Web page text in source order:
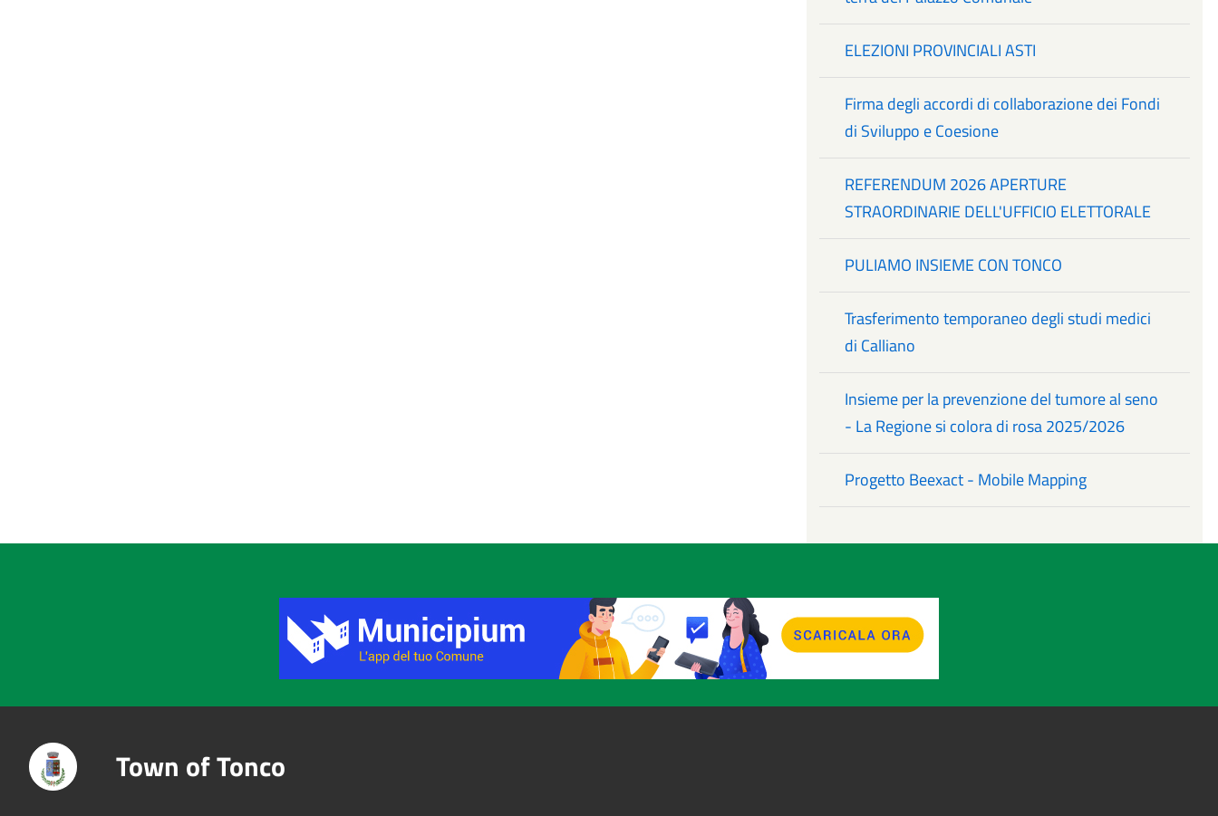
ELEZIONI PROVINCIALI ASTI
Firma degli accordi di collaborazione dei Fondi
di Sviluppo e Coesione
REFERENDUM 2026 APERTURE
STRAORDINARIE DELL'UFFICIO ELETTORALE
PULIAMO INSIEME CON TONCO
Trasferimento temporaneo degli studi medici
di Calliano
Insieme per la prevenzione del tumore al seno
- La Regione si colora di rosa 2025/2026
Progetto Beexact - Mobile Mapping
Town of Tonco